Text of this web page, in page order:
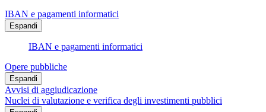
IBAN e pagamenti informatici
Espandi
IBAN e pagamenti informatici
Opere pubbliche
Espandi
Avvisi di aggiudicazione
Nuclei di valutazione e verifica degli investimenti pubblici